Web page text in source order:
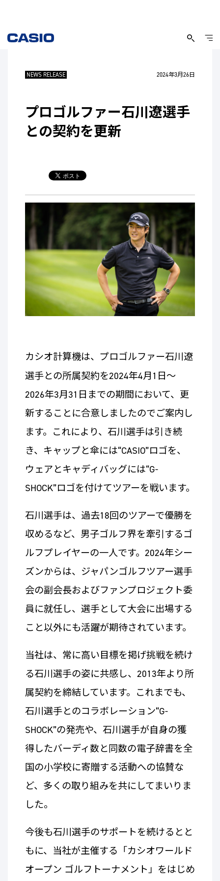
NEWS RELEASE 2024年3月26日
プロゴルファー石川遼選手
との契約を更新
カシオ計算機は、プロゴルファー石川遼
選手との所属契約を2024年4月1日～
2026年3月31日までの期間において、更
新することに合意しましたのでご案内し
ます。これにより、石川選手は引き続
き、キャップと傘には“CASIO”ロゴを、
ウェアとキャディバッグには“G-
SHOCK”ロゴを付けてツアーを戦います。
石川選手は、過去18回のツアーで優勝を
収めるなど、男子ゴルフ界を牽引するゴ
ルフプレイヤーの一人です。2024年シー
ズンからは、ジャパンゴルフツアー選手
会の副会長およびファンプロジェクト委
員に就任し、選手として大会に出場する
こと以外にも活躍が期待されています。
当社は、常に高い目標を掲げ挑戦を続け
る石川選手の姿に共感し、2013年より所
属契約を締結しています。これまでも、
石川選手とのコラボレーション“G-
SHOCK”の発売や、石川選手が自身の獲
得したバーディ数と同数の電子辞書を全
国の小学校に寄贈する活動への協賛な
ど、多くの取り組みを共にしてまいりま
した。
今後も石川選手のサポートを続けるとと
もに、当社が主催する「カシオワールド
オープン ゴルフトーナメント」をはじめ